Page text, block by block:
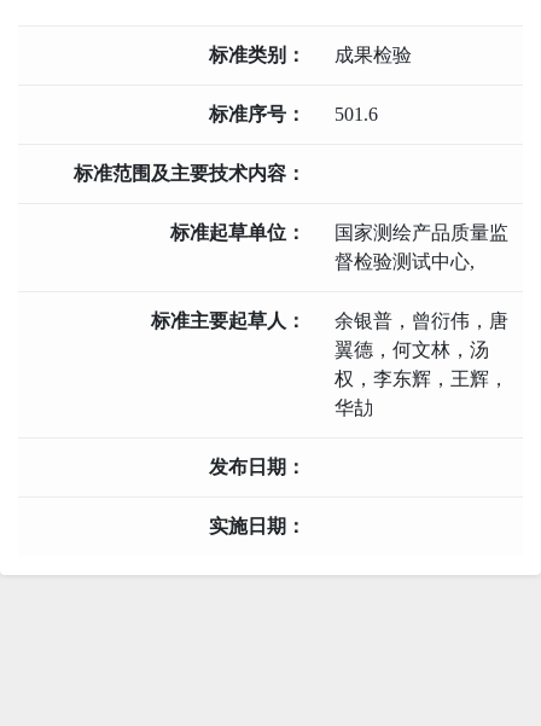
标准类别： 成果检验
标准序号： 501.6
标准范围及主要技术内容：
标准起草单位：
国家测绘产品质量监
督检验测试中心,
标准主要起草人：
余银普，曾衍伟，唐
翼德，何文林，汤
权，李东辉，王辉，
华劼
发布日期：
实施日期：